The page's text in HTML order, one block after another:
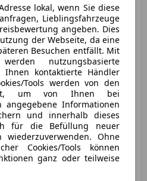
Service Neu, Mobilitätsgarantie,
VK Netto 24.000.-
€ 27 700 1
Diesel 103 kW (140 PS)
lokal, wenn Sie diese
Lieblingsfahrzeuge
angeben. Dies
der Webseite, da eine
Besuchen entfällt. Mit
nutzungsbasierte
kontaktierte Händler
Tools werden von den
um von Ihnen bei
angegebene Informationen
und innerhalb dieses
für die Befüllung neuer
wiederzuverwenden. Ohne
Cookies/Tools können
ganz oder teilweise